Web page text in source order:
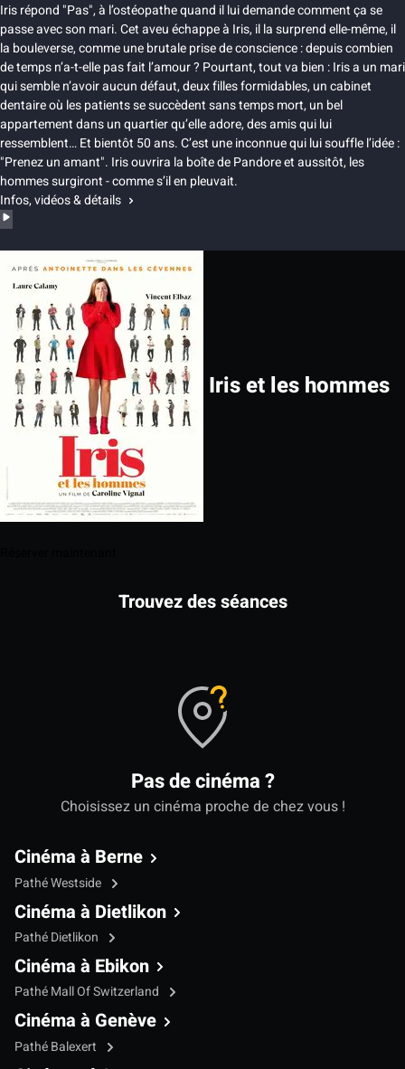
Iris répond "Pas", à l’ostéopathe quand il lui demande comment ça se
passe avec son mari. Cet aveu échappe à Iris, il la surprend elle-même, il
la bouleverse, comme une brutale prise de conscience : depuis combien
de temps n’a-t-elle pas fait l’amour ? Pourtant, tout va bien : Iris a un mari
qui semble n’avoir aucun défaut, deux filles formidables, un cabinet
dentaire où les patients se succèdent sans temps mort, un bel
appartement dans un quartier qu’elle adore, des amis qui lui
ressemblent… Et bientôt 50 ans. C’est une inconnue qui lui souffle l’idée :
"Prenez un amant". Iris ouvrira la boîte de Pandore et aussitôt, les
hommes surgiront - comme s’il en pleuvait.
Infos, vidéos & détails
Iris et les hommes
Trouvez des séances
Pas de cinéma ?
Choisissez un cinéma proche de chez vous !
Cinéma à Berne
Pathé Westside
Cinéma à Dietlikon
Pathé Dietlikon
Cinéma à Ebikon
Pathé Mall Of Switzerland
Cinéma à Genève
Pathé Balexert